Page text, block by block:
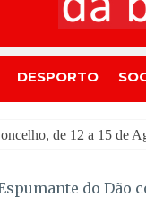
DESPORTO
do Dão